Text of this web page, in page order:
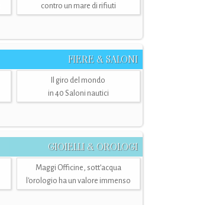
contro un mare di rifiuti
FIERE & SALONI
Il giro del mondo
in 40 Saloni nautici
GIOIELLI & OROLOGI
Maggi Officine, sott’acqua
l'orologio ha un valore immenso